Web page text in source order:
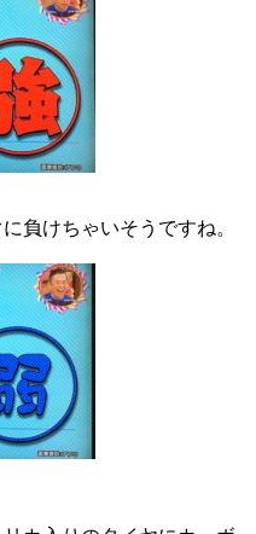
負けちゃいそうですね。